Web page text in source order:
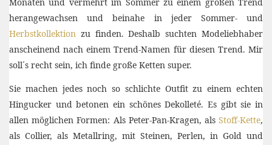
herangewachsen und beinahe in jeder Sommer- und
Herbstkollektion zu finden. Deshalb suchten Modeliebhaber
anscheinend nach einem Trend-Namen für diesen Trend. Mir
soll´s recht sein, ich finde große Ketten super.
Sie machen jedes noch so schlichte Outfit zu einem echten
Hingucker und betonen ein schönes Dekolleté. Es gibt sie in
allen möglichen Formen: Als Peter-Pan-Kragen, als Stoff-Kette,
als Collier, als Metallring, mit Steinen, Perlen, in Gold und